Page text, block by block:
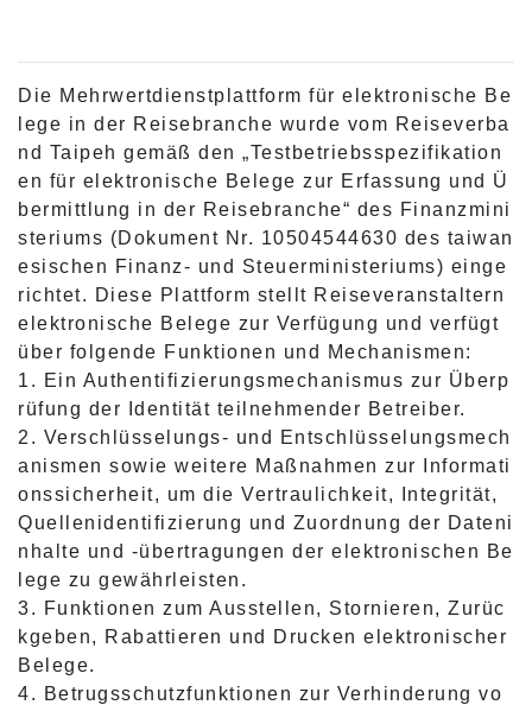
Die Mehrwertdienstplattform für elektronische Be
lege in der Reisebranche wurde vom Reiseverba
nd Taipeh gemäß den „Testbetriebsspezifikation
en für elektronische Belege zur Erfassung und Ü
bermittlung in der Reisebranche“ des Finanzmini
steriums (Dokument Nr. 10504544630 des taiwan
esischen Finanz- und Steuerministeriums) einge
richtet. Diese Plattform stellt Reiseveranstaltern
elektronische Belege zur Verfügung und verfügt
über folgende Funktionen und Mechanismen:
1. Ein Authentifizierungsmechanismus zur Überp
rüfung der Identität teilnehmender Betreiber.
2. Verschlüsselungs- und Entschlüsselungsmech
anismen sowie weitere Maßnahmen zur Informati
onssicherheit, um die Vertraulichkeit, Integrität,
Quellenidentifizierung und Zuordnung der Dateni
nhalte und -übertragungen der elektronischen Be
lege zu gewährleisten.
3. Funktionen zum Ausstellen, Stornieren, Zurüc
kgeben, Rabattieren und Drucken elektronischer
Belege.
4. Betrugsschutzfunktionen zur Verhinderung vo